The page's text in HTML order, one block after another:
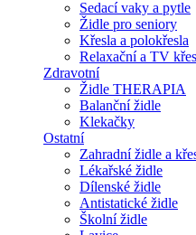
Sedací vaky a pytle
Židle pro seniory
Křesla a polokřesla
Relaxační a TV
Zdravotní
Židle THERAPIA
Balanční židle
Klekačky
Ostatní
Zahradní židle a
Lékařské židle
Dílenské židle
Antistatické židle
Školní židle